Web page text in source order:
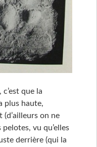
que la
plus haute,
on ne
vu qu’elles
derrière (qui la